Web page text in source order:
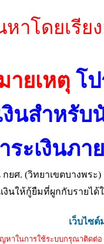
าโดยเรีย
ายเหตุ โ
งินสำหรั
ระเงินภา
ยศ. (วิทยาเขตบางพระ)
งินให้กู้ยืมที่ผูกกับรายได้
เว็บไซ
หาในการใช้ระบบกรุณาติดต่อ